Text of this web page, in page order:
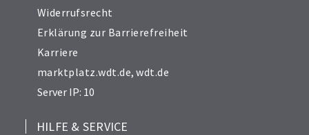
Widerrufsrecht
Erklärung zur Barrierefreiheit
Karriere
marktplatz.wdt.de,wdt.de
Server IP: 10
HILFE & SERVICE